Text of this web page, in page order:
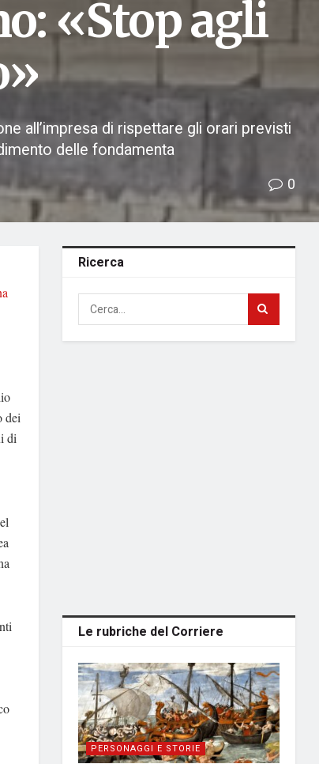
«Stop agli
all’impresa di rispettare gli orari previsti
delle fondamenta
0
dei
di
Ricerca
Le rubriche del Corriere
PERSONAGGI E STORIE